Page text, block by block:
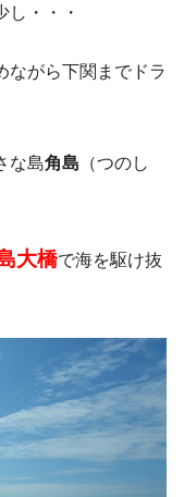
し・・・
ながら下関までドラ
な島角島 （つのし
大橋で海を駆け抜